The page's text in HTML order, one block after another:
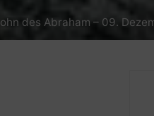
des Abraham – 09.